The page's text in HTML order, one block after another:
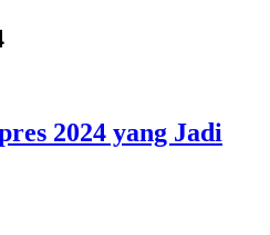
2024 yang Jadi